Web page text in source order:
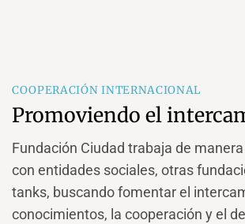
COOPERACIÓN INTERNACIONAL
Promoviendo el
Fundación Ciudad trabaja de
con entidades sociales, otras
tanks, buscando fomentar el
conocimientos, la cooperación y el